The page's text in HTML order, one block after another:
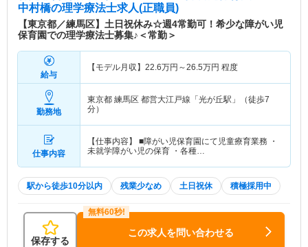
中村橋の理学療法士求人(正職員)
【東京都／練馬区】土日祝休み☆週4常勤可！希少な障がい児
保育園での理学療法士募集♪＜常勤＞
給与
【モデル月収】 22.6万円～26.5万円 程度
勤務地
東京都 練馬区 都営大江戸線「光が丘駅」（徒歩7
分）
仕事内容
【仕事内容】 ■障がい児保育園にて児童療育業務 ・
未就学障がい児の保育 ・各種…
駅から徒歩10分以内 残業少なめ 土日祝休 積極採用中
保存する
この求人を問い合わせる